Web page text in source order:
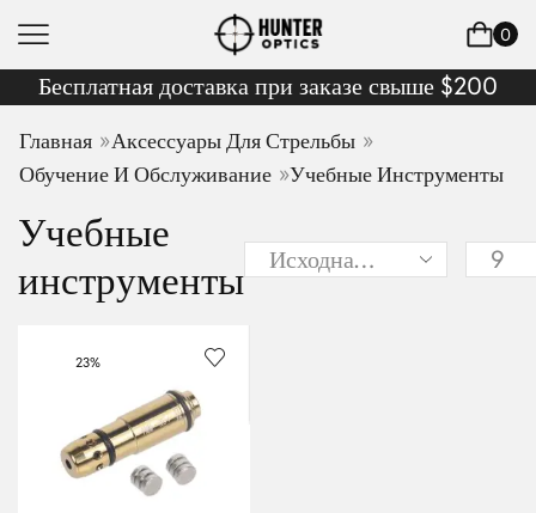
0
Бесплатная доставка при заказе свыше $200
Главная »Аксессуары Для Стрельбы »
Обучение И Обслуживание »Учебные Инструменты
Учебные
инструменты
23%